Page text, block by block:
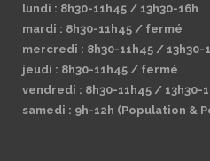
lundi : 8h30-11h45 / 13h30-16h
mardi : 8h30-11h45 / fermé
mercredi : 8h30-11h45 / 13h30-
jeudi : 8h30-11h45 / fermé
vendredi : 8h30-11h45 / 13h30-
samedi : 9h-12h (Population &